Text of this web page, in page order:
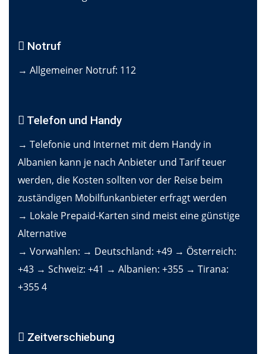
Notruf
→ Allgemeiner Notruf: 112
Telefon und Handy
→ Telefonie und Internet mit dem Handy in
Albanien kann je nach Anbieter und Tarif teuer
werden, die Kosten sollten vor der Reise beim
zuständigen Mobilfunkanbieter erfragt werden
→ Lokale Prepaid-Karten sind meist eine günstige
Alternative
→ Vorwahlen: → Deutschland: +49 → Österreich:
+43 → Schweiz: +41 → Albanien: +355 → Tirana:
+355 4
Zeitverschiebung